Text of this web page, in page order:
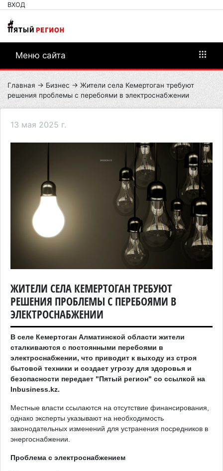
ВХОД
Меню сайта
Главная → Бизнес → Жители села Кемертоган требуют
решения проблемы с перебоями в электроснабжении​
13 мая 2025 г.
ЖИТЕЛИ СЕЛА КЕМЕРТОГАН ТРЕБУЮТ
РЕШЕНИЯ ПРОБЛЕМЫ С ПЕРЕБОЯМИ В
ЭЛЕКТРОСНАБЖЕНИИ​
В селе Кемертоган Алматинской области жители
сталкиваются с постоянными перебоями в
электроснабжении, что приводит к выходу из строя
бытовой техники и создает угрозу для здоровья и
безопасности передает "Пятый регион" со ссылкой на
Inbusiness.kz.
Местные власти ссылаются на отсутствие финансирования,
однако эксперты указывают на необходимость
законодательных изменений для устранения посредников в
энергоснабжении.​
Проблема с электроснабжением